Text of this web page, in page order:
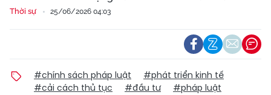
Thời sự 25/06/2026 04:03
#chính sách pháp luật
#phát triển kinh tế
#cải cách thủ tục
#đầu tư #pháp luật